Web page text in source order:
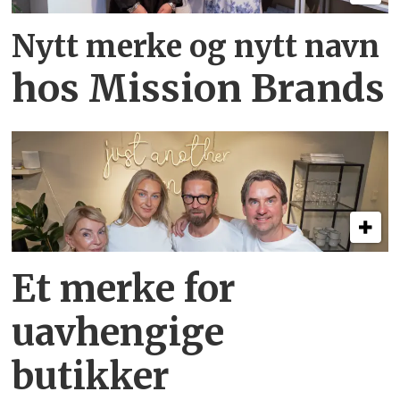
Nytt merke og nytt navn
hos Mission Brands
Et merke for
uavhengige
butikker